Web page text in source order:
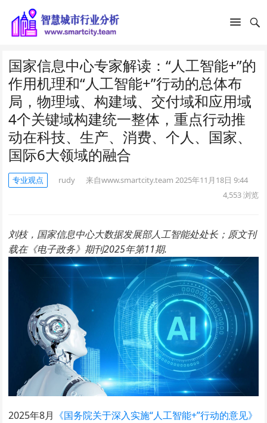
国家信息中心专家解读：“人工智能+”的
作用机理和“人工智能+”行动的总体布
局，物理域、构建域、交付域和应用域
4个关键域构建统一整体，重点行动推
动在科技、生产、消费、个人、国家、
国际6大领域的融合
专业观点 rudy 来自www.smartcity.team 2025年11月18日 9:44
4,553浏览
刘枝，国家信息中心大数据发展部人工智能处处长；原文刊
载在《电子政务》期刊2025年第11期.
2025年8月 《国务院关于深入实施“人工智能+”行动的意见》